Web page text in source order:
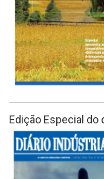
Edição Especial do